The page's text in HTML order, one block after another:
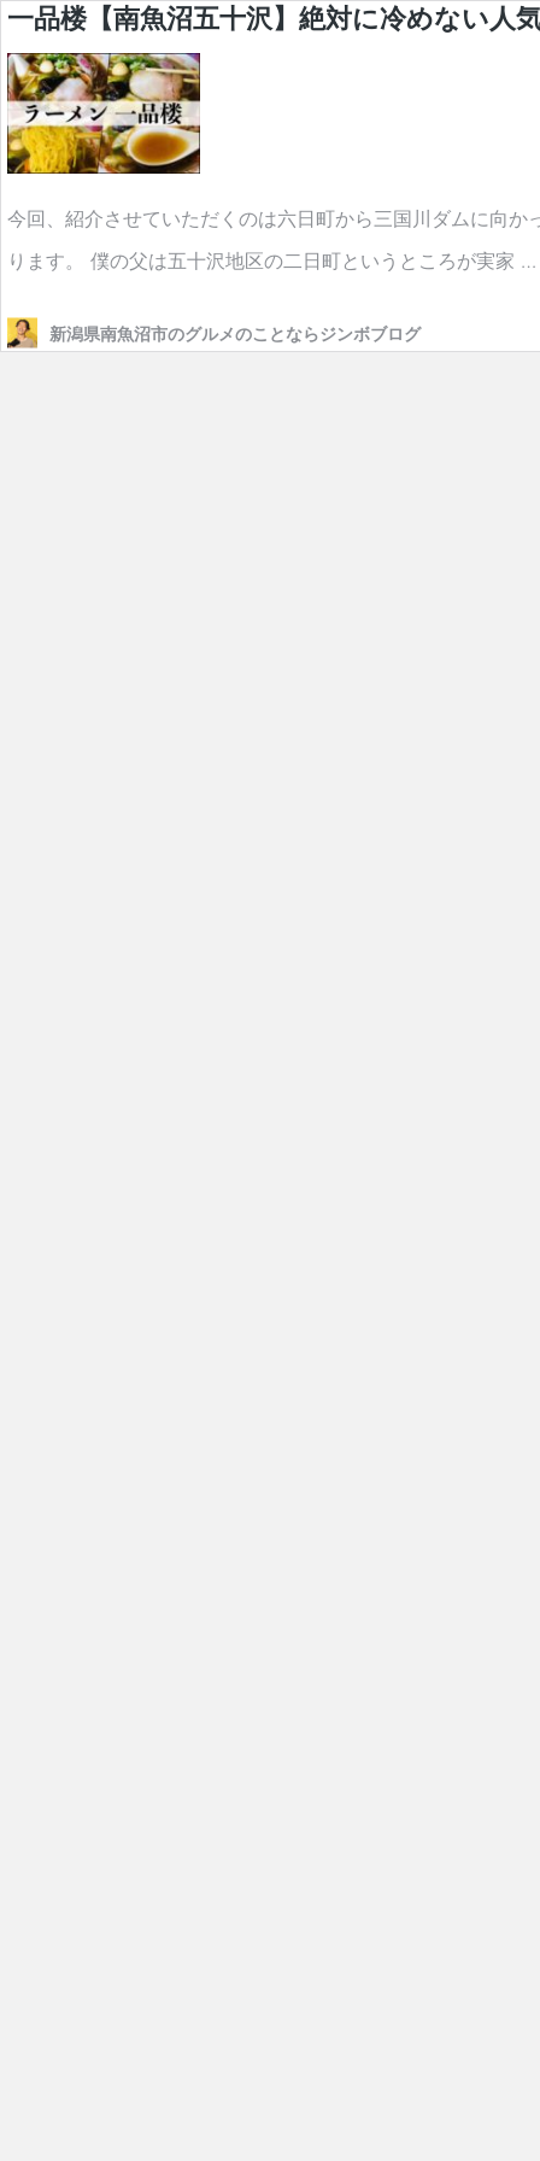
一品楼【南魚沼五十沢】絶対に冷めない人
今回、紹介させていただくのは六日町から三国川ダムに向
ります。 僕の父は五十沢地区の二日町というところが実家
新潟県南魚沼市のグルメのことならジンボブログ